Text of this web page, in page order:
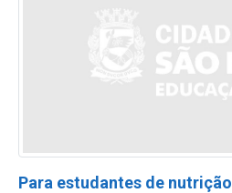
Para estudantes de nutrição